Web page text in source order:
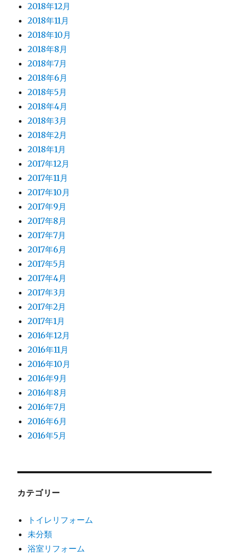
2018年12月
2018年11月
2018年10月
2018年8月
2018年7月
2018年6月
2018年5月
2018年4月
2018年3月
2018年2月
2018年1月
2017年12月
2017年11月
2017年10月
2017年9月
2017年8月
2017年7月
2017年6月
2017年5月
2017年4月
2017年3月
2017年2月
2017年1月
2016年12月
2016年11月
2016年10月
2016年9月
2016年8月
2016年7月
2016年6月
2016年5月
カテゴリー
トイレリフォーム
未分類
浴室リフォーム